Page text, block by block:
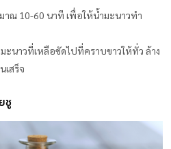
าณ 10-60 นาที เพื่อให้น้ำมะนาวทำ
มะนาวที่เหลือขัดไปที่คราบขาวให้ทั่ว ล้าง
เสร็จ
ชู